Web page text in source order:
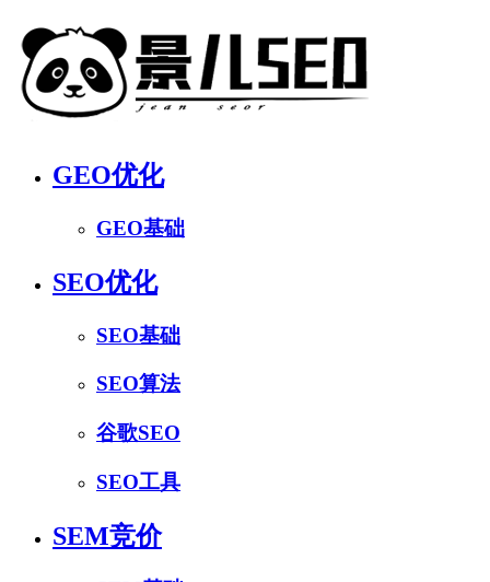
GEO优化
GEO基础
SEO优化
SEO基础
SEO算法
谷歌SEO
SEO工具
SEM竞价